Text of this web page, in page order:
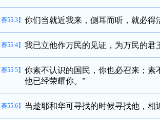
赛55:3】 你们当就近我来，侧耳而听，就必
赛55:4】 我已立他作万民的见证，为万民的君
赛55:5】 你素不认识的国民，你也必召来；
他已经荣耀你。”
赛55:6】 当趁耶和华可寻找的时候寻找他，相